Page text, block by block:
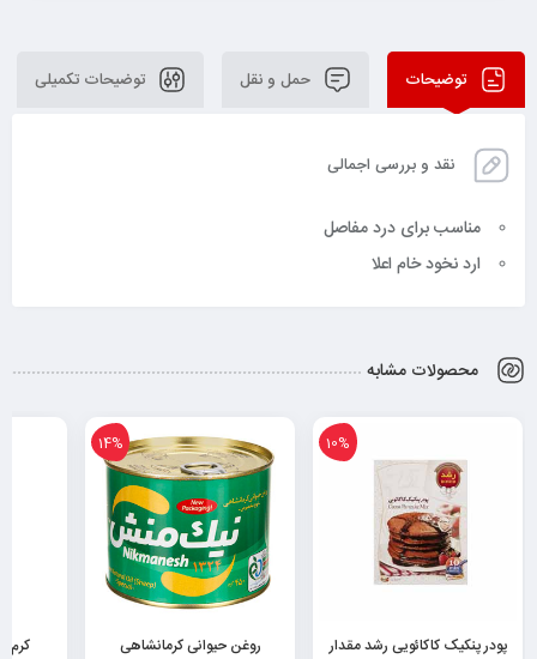
توضیحات حمل و نقل توضیحات تکمیلی
نقد و بررسی اجمالی
مناسب برای درد مفاصل
ارد نخود خام اعلا
محصولات مشابه
14%
روغن حیوانی کرمانشاهی
13%
کرم کاسه بادام عطرآگین